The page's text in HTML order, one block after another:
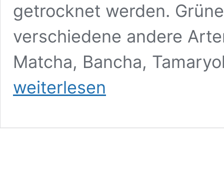
getrocknet werden.
verschiedene andere
Matcha, Bancha,
weiterlesen